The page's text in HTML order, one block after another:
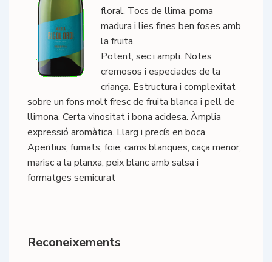
floral. Tocs de llima, poma
madura i lies fines ben foses amb
la fruita.
Potent, sec i ampli. Notes
cremosos i especiades de la
criança. Estructura i complexitat
sobre un fons molt fresc de fruita blanca i pell de
llimona. Certa vinositat i bona acidesa. Àmplia
expressió aromàtica. Llarg i precís en boca.
Aperitius, fumats, foie, carns blanques, caça menor,
marisc a la planxa, peix blanc amb salsa i
formatges semicurat
Reconeixements